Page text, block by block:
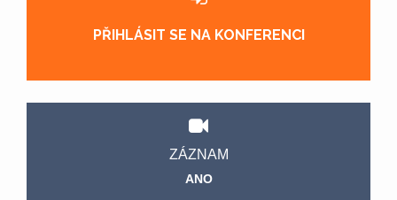
PŘIHLÁSIT SE NA KONFERENCI
ZÁZNAM
ANO